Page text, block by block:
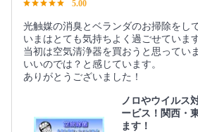
5.00
光触媒の消臭とベランダのお掃除をし
いまはとても気持ちよく過ごせています
当初は空気清浄器を買おうと思ってい
いいのでは？と感じています。
ありがとうございました！
ノロやウイルス
ービス！関西・
ます！